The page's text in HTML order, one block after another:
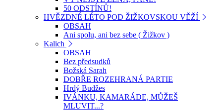
50 ODSTÍNŮ!
HVĚZDNÉ LÉTO POD ŽIŽKOVSKOU VĚŽÍ
OBSAH
Ani spolu, ani bez sebe ( Žižkov )
Kalich
OBSAH
Bez předsudků
Božská Sarah
DOBŘE ROZEHRANÁ PARTIE
Hrdý Budžes
IVÁNKU, KAMARÁDE, MŮŽEŠ
MLUVIT...?